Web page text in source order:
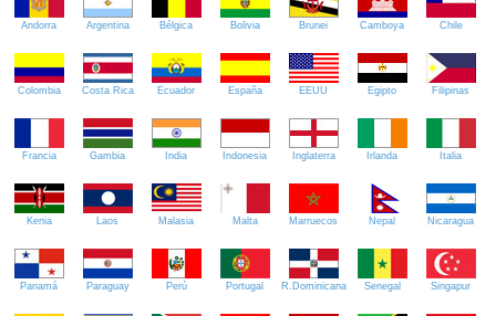
Andorra Argentina Bélgica Bolivia Brunei Camboya Chile
Colombia Costa Rica Ecuador España EEUU Egipto Filipinas
Francia Gambia India Indonesia Inglaterra Irlanda Italia
Kenia Laos Malasia Malta Marruecos Nepal Nicaragua
Panamá Paraguay Perú Portugal R.Dominicana Senegal Singapur